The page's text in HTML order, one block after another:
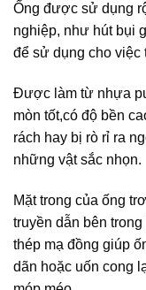
Ống được sử dụng
nghiệp, như hút bụi
để sử dụng cho
Được làm từ nhựa
mòn tốt,có độ bền
rách hay bị rò rỉ ra
những vật sắc nhọn.
Mặt trong của ống
truyền dẫn bên
thép mạ đồng giúp
dãn hoặc uốn cong